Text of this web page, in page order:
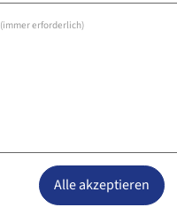
(immer erforderlich)
Alle akzeptieren